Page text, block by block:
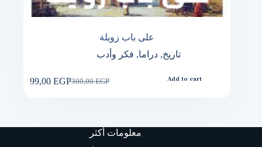
على باب زويلة
تاريخ, دراما, فكر وأدب
300,00EGP
Original
99,00 EGPCurrent
Add to cart
معلومات أكثر